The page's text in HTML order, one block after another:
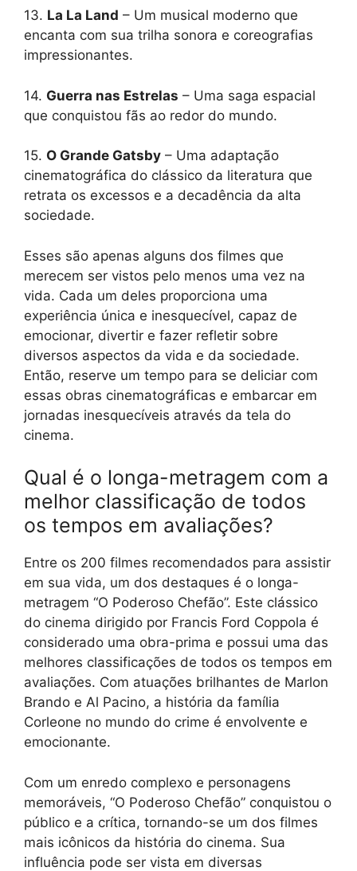
13. La La Land – Um musical moderno que
encanta com sua trilha sonora e coreografias
impressionantes.
14. Guerra nas Estrelas – Uma saga espacial
que conquistou fãs ao redor do mundo.
15. O Grande Gatsby – Uma adaptação
cinematográfica do clássico da literatura que
retrata os excessos e a decadência da alta
sociedade.
Esses são apenas alguns dos filmes que
merecem ser vistos pelo menos uma vez na
vida. Cada um deles proporciona uma
experiência única e inesquecível, capaz de
emocionar, divertir e fazer refletir sobre
diversos aspectos da vida e da sociedade.
Então, reserve um tempo para se deliciar com
essas obras cinematográficas e embarcar em
jornadas inesquecíveis através da tela do
cinema.
Qual é o longa-metragem com a
melhor classificação de todos
os tempos em avaliações?
Entre os 200 filmes recomendados para assistir
em sua vida, um dos destaques é o longa-
metragem “O Poderoso Chefão”. Este clássico
do cinema dirigido por Francis Ford Coppola é
considerado uma obra-prima e possui uma das
melhores classificações de todos os tempos em
avaliações. Com atuações brilhantes de Marlon
Brando e Al Pacino, a história da família
Corleone no mundo do crime é envolvente e
emocionante.
Com um enredo complexo e personagens
memoráveis, “O Poderoso Chefão” conquistou o
público e a crítica, tornando-se um dos filmes
mais icônicos da história do cinema. Sua
influência pode ser vista em diversas